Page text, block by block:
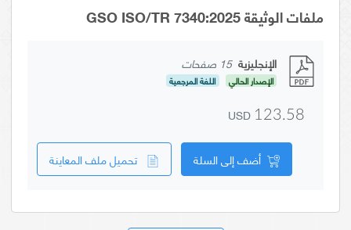
ملفات الوثيقة GSO ISO/TR 7340:2025
الإنجليزية 15 صفحات
الإصدار الحالي اللغة المرجعية
USD 123.58
أضف إلى السلة تحميل ملف المعاينة